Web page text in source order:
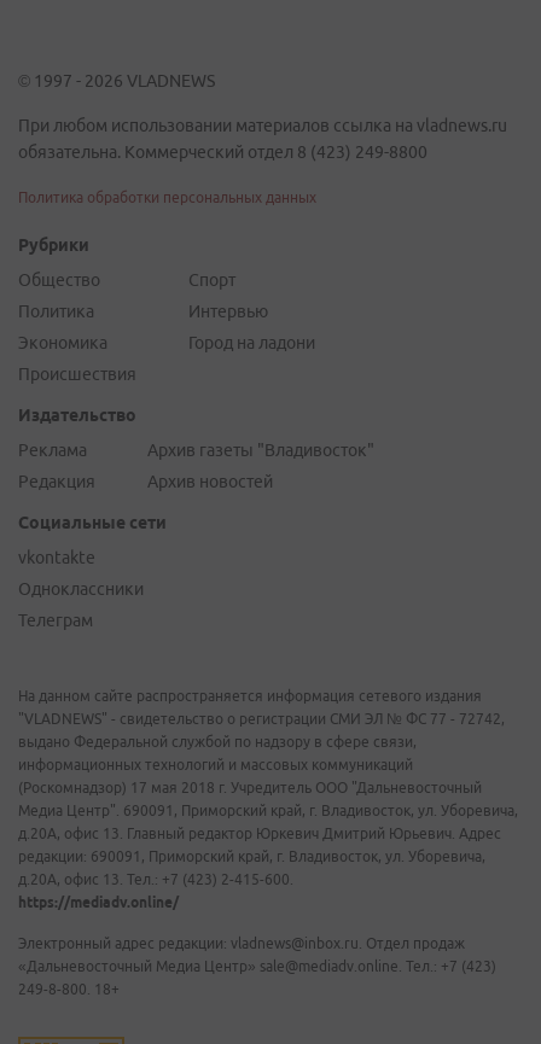
© 1997 - 2026 VLADNEWS
При любом использовании материалов ссылка на vladnews.ru
обязательна. Коммерческий отдел 8 (423) 249-8800
Политика обработки персональных данных
Рубрики
Общество
Политика
Экономика
Происшествия
Спорт
Интервью
Город на ладони
Издательство
Реклама
Редакция
Архив газеты "Владивосток"
Архив новостей
Социальные сети
vkontakte
Одноклассники
Телеграм
На данном сайте распространяется информация сетевого издания
"VLADNEWS" - свидетельство о регистрации СМИ ЭЛ № ФС 77 - 72742,
выдано Федеральной службой по надзору в сфере связи,
информационных технологий и массовых коммуникаций
(Роскомнадзор) 17 мая 2018 г. Учредитель ООО "Дальневосточный
Медиа Центр". 690091, Приморский край, г. Владивосток, ул. Уборевича,
д.20А, офис 13. Главный редактор Юркевич Дмитрий Юрьевич. Адрес
редакции: 690091, Приморский край, г. Владивосток, ул. Уборевича,
д.20А, офис 13. Тел.: +7 (423) 2-415-600.
https://mediadv.online/
Электронный адрес редакции: vladnews@inbox.ru. Отдел продаж
«Дальневосточный Медиа Центр» sale@mediadv.online. Тел.: +7 (423)
249-8-800. 18+